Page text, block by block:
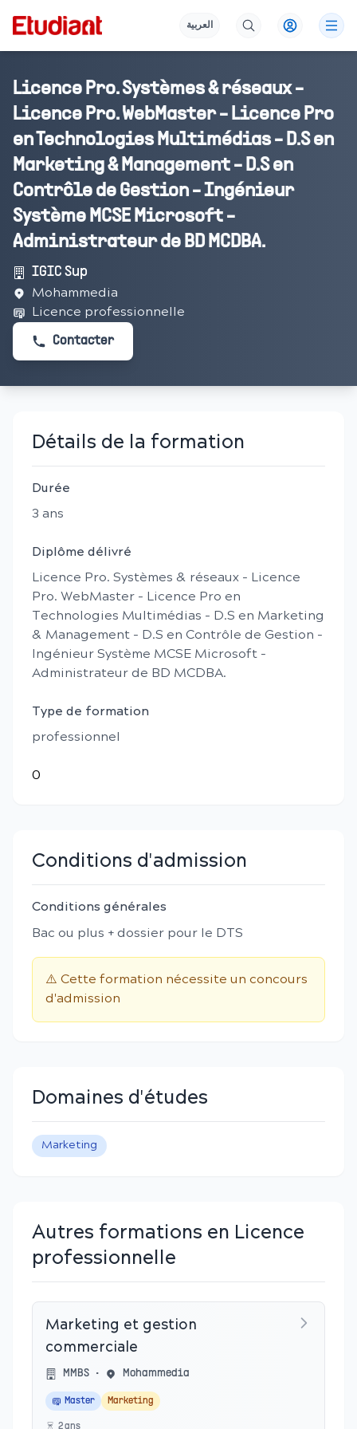
العربية
Licence Pro. Systèmes & réseaux -
Licence Pro. WebMaster - Licence Pro
en Technologies Multimédias - D.S en
Marketing & Management - D.S en
Contrôle de Gestion - Ingénieur
Système MCSE Microsoft -
Administrateur de BD MCDBA.
IGIC Sup
Mohammedia
Licence professionnelle
Contacter
Détails de la formation
Durée
3 ans
Diplôme délivré
Licence Pro. Systèmes & réseaux - Licence
Pro. WebMaster - Licence Pro en
Technologies Multimédias - D.S en Marketing
& Management - D.S en Contrôle de Gestion -
Ingénieur Système MCSE Microsoft -
Administrateur de BD MCDBA.
Type de formation
professionnel
0
Conditions d'admission
Conditions générales
Bac ou plus + dossier pour le DTS
⚠️ Cette formation nécessite un concours
d'admission
Domaines d'études
Marketing
Autres formations en Licence
professionnelle
Marketing et gestion
commerciale
MMBS • Mohammedia
Master Marketing
2ans